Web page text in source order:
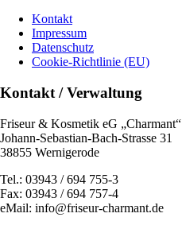
Kontakt
Impressum
Datenschutz
Cookie-Richtlinie (EU)
Kontakt / Verwaltung
Friseur & Kosmetik eG „Charmant“
Johann-Sebastian-Bach-Strasse 31
38855 Wernigerode
Tel.: 03943 / 694 755-3
Fax: 03943 / 694 757-4
eMail: info@friseur-charmant.de